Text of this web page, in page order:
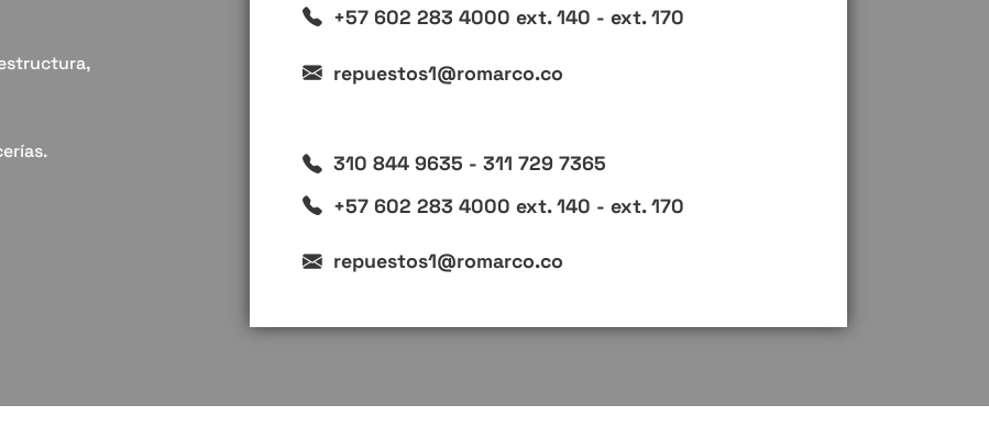
+57 602 283 4000 ext. 140 - ext. 170
repuestos1@romarco.co
310 844 9635 - 311 729 7365
+57 602 283 4000 ext. 140 - ext. 170
repuestos1@romarco.co